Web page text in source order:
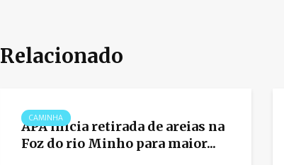
Relacionado
CAMINHA
APA inicia retirada de areias na
Foz do rio Minho para maior...